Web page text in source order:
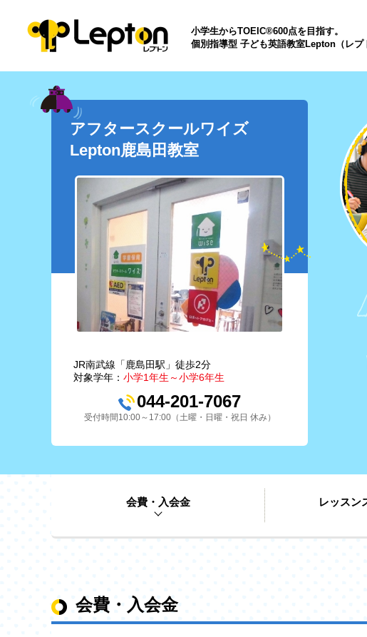
小学生からTOEIC®600点を目指す。
個別指導型 子ども英語教室Lepton（レプ
アフタースクールワイズ
Lepton鹿島田教室
JR南武線「鹿島田駅」徒歩2分
対象学年： 小学1年生～小学6年生
044-201-7067
受付時間10:00～17:00（土曜・日曜・祝日 休み）
会費・入会金 レッスン
会費・入会金